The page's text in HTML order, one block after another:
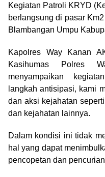
Kegiatan Patroli KRYD
berlangsung di pasar
Blambangan Umpu
Kapolres Way Kanan
Kasihumas Polres
menyampaikan
langkah antisipasi, kami
dan aksi kejahatan
dan kejahatan lainnya.
Dalam kondisi ini tidak
hal yang dapat
pencopetan dan